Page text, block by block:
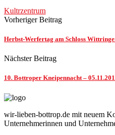
Kultrzentrum
Vorheriger Beitrag
Herbst-Werfertag am Schloss
Nächster Beitrag
10. Bottroper Kneipennacht –
wir-lieben-bottrop.de mit neuem
Unternehmerinnen und